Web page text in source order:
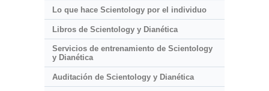
Lo que hace Scientology por el individuo
Libros de Scientology y Dianética
Servicios de entrenamiento de Scientology
y Dianética
Auditación de Scientology y Dianética